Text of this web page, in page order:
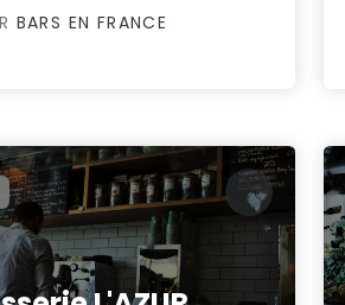
BARS EN FRANCE